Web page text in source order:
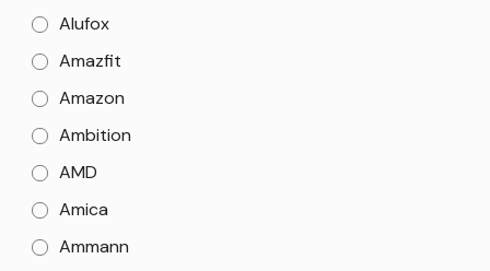
Alufox
Amazfit
Amazon
Ambition
AMD
Amica
Ammann